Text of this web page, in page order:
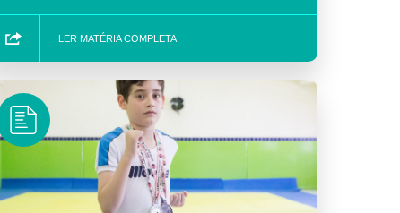
LER MATÉRIA COMPLETA